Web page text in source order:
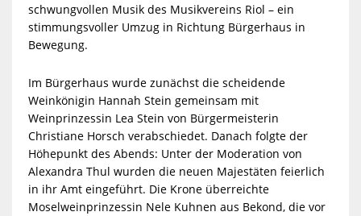
schwungvollen Musik des Musikvereins Riol – ein
stimmungsvoller Umzug in Richtung Bürgerhaus in
Bewegung.
Im Bürgerhaus wurde zunächst die scheidende
Weinkönigin Hannah Stein gemeinsam mit
Weinprinzessin Lea Stein von Bürgermeisterin
Christiane Horsch verabschiedet. Danach folgte der
Höhepunkt des Abends: Unter der Moderation von
Alexandra Thul wurden die neuen Majestäten feierlich
in ihr Amt eingeführt. Die Krone überreichte
Moselweinprinzessin Nele Kuhnen aus Bekond, die vor